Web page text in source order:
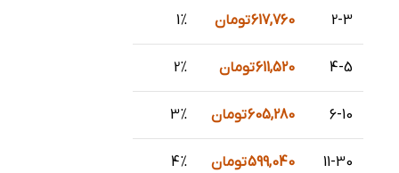
2-3
617,760تومان 1%
4-5
611,520تومان 2%
6-10
605,280تومان 3%
11-30
599,040تومان 4%